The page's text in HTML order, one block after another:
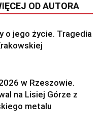
OD AUTORA
o jego życie. Tragedia
w Rzeszowie.
na Lisiej Górze z
metalu